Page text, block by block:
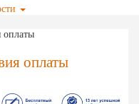
оплаты
оплаты